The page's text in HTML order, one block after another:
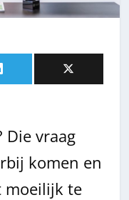
Die vraag
komen en
moeilijk te